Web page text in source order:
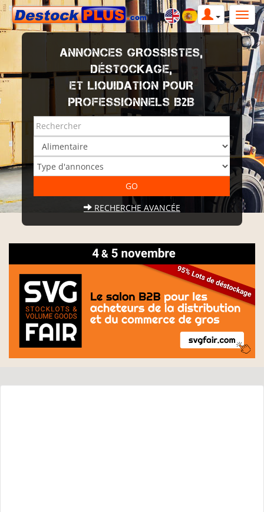
ANNONCES GROSSISTES,
DÉSTOCKAGE,
ET LIQUIDATION POUR
PROFESSIONNELS B2B
RECHERCHE AVANCÉE